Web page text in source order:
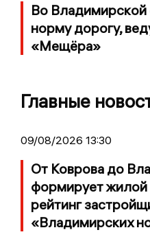
Во Владимирской
норму дорогу,
«Мещёра»
Главные
09/08/2026 13:30
От Коврова до
формирует жилой
рейтинг
«Владимирских